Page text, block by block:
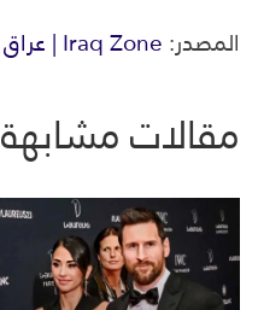
المصدر:Iraq Zone | عراق زون
مقالات مشابهة